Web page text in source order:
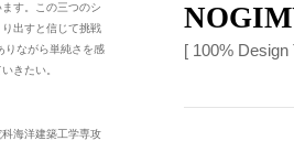
[ 100%
す。この三つのシ
出すと信じて挑戦
りながら単純さを感
きたい。
海洋建築工学専攻